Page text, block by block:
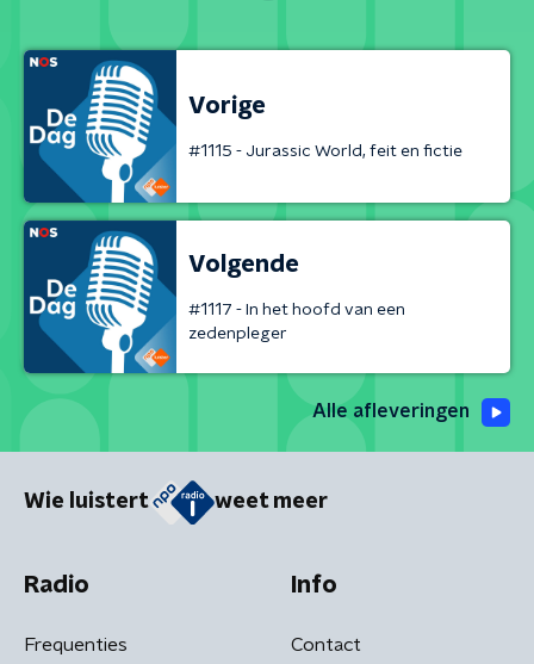
Vorige
#1115 - Jurassic World, feit en fictie
Volgende
#1117 - In het hoofd van een
zedenpleger
Alle afleveringen
Wie luistert weet meer
Radio
Frequenties
Info
Contact